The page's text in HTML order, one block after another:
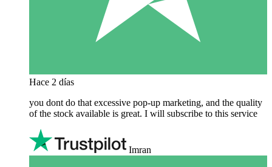
Hace 2 días
you dont do that excessive pop-up marketing, and the quality
of the stock available is great. I will subscribe to this service
Imran